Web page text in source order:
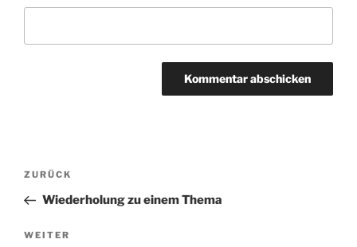
Beitragsnavigation
Vorheriger
Beitrag
ZURÜCK
Wiederholung zu einem Thema
Nächster
WEITER